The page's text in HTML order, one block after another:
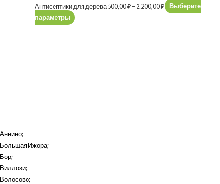
Антисептики для дерева500,00₽ – 2.200,00₽
Выберите
параметры
Аннино;
Большая Ижора;
Бор;
Виллози;
Волосово;